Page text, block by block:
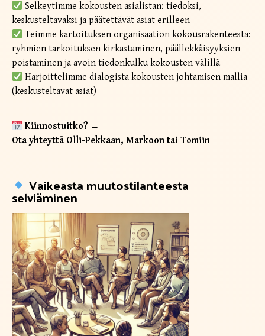
Selkeytimme kokousten asialistan: tiedoksi,
keskusteltavaksi ja päätettävät asiat erilleen
Teimme kartoituksen organisaation kokousrakenteesta:
ryhmien tarkoituksen kirkastaminen, päällekkäisyyksien
poistaminen ja avoin tiedonkulku kokousten välillä
Harjoittelimme dialogista kokousten johtamisen mallia
(keskusteltavat asiat)
Kiinnostuitko? →
Ota yhteyttä Olli-Pekkaan, Markoon tai Tomiin
Vaikeasta muutostilanteesta
selviäminen